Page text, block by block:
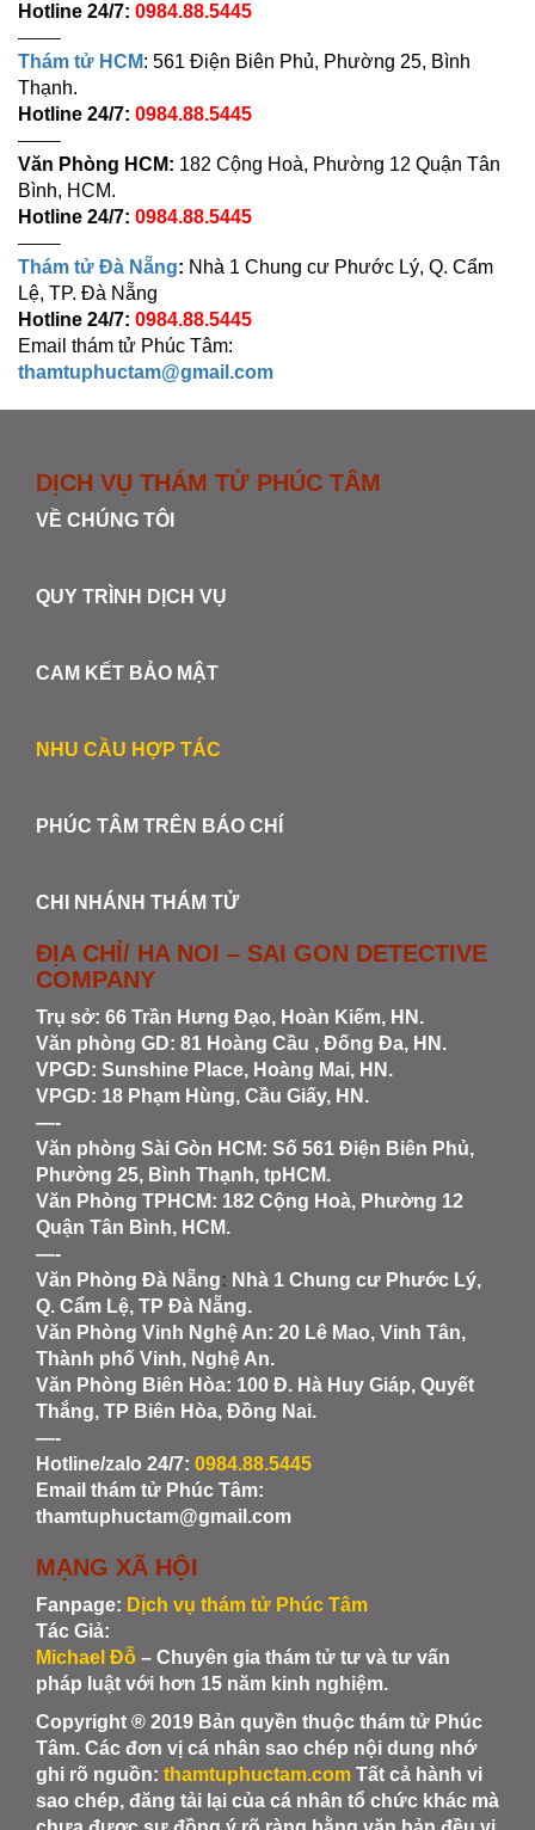
Hotline 24/7: 0984.88.5445
——–
Thám tử HCM: 561 Điện Biên Phủ, Phường 25, Bình
Thạnh.
Hotline 24/7: 0984.88.5445
——–
Văn Phòng HCM: 182 Cộng Hoà, Phường 12 Quận Tân
Bình, HCM.
Hotline 24/7: 0984.88.5445
——–
Thám tử Đà Nẵng: Nhà 1 Chung cư Phước Lý, Q. Cẩm
Lệ, TP. Đà Nẵng
Hotline 24/7: 0984.88.5445
Email thám tử Phúc Tâm:
thamtuphuctam@gmail.com
DỊCH VỤ THÁM TỬ PHÚC TÂM
VỀ CHÚNG TÔI
QUY TRÌNH DỊCH VỤ
CAM KẾT BẢO MẬT
NHU CẦU HỢP TÁC
PHÚC TÂM TRÊN BÁO CHÍ
CHI NHÁNH THÁM TỬ
ĐỊA CHỈ/ HA NOI – SAI GON DETECTIVE
COMPANY
Trụ sở: 66 Trần Hưng Đạo, Hoàn Kiếm, HN.
Văn phòng GD: 81 Hoàng Cầu , Đống Đa, HN.
VPGD: Sunshine Place, Hoàng Mai, HN.
VPGD: 18 Phạm Hùng, Cầu Giấy, HN.
—-
Văn phòng Sài Gòn HCM: Số 561 Điện Biên Phủ,
Phường 25, Bình Thạnh, tpHCM.
Văn Phòng TPHCM: 182 Cộng Hoà, Phường 12
Quận Tân Bình, HCM.
—-
Văn Phòng Đà Nẵng: Nhà 1 Chung cư Phước Lý,
Q. Cẩm Lệ, TP Đà Nẵng.
Văn Phòng Vinh Nghệ An: 20 Lê Mao, Vinh Tân,
Thành phố Vinh, Nghệ An.
Văn Phòng Biên Hòa: 100 Đ. Hà Huy Giáp, Quyết
Thắng, TP Biên Hòa, Đồng Nai.
—-
Hotline/zalo 24/7: 0984.88.5445
Email thám tử Phúc Tâm:
thamtuphuctam@gmail.com
MẠNG XÃ HỘI
Fanpage: Dịch vụ thám tử Phúc Tâm
Tác Giả:
Michael Đỗ – Chuyên gia thám tử tư và tư vấn
pháp luật với hơn 15 năm kinh nghiệm.
Copyright ® 2019 Bản quyền thuộc thám tử Phúc
Tâm. Các đơn vị cá nhân sao chép nội dung nhớ
ghi rõ nguồn: thamtuphuctam.com Tất cả hành vi
sao chép, đăng tải lại của cá nhân tổ chức khác mà